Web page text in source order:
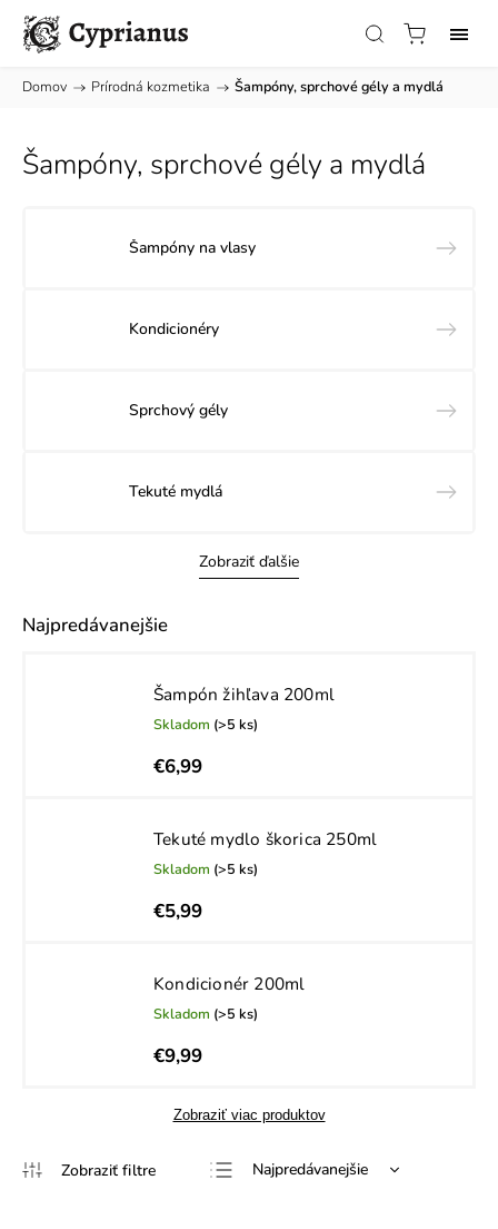
Domov / Prírodná kozmetika / Šampóny, sprchové gély a mydlá
Šampóny, sprchové gély a mydlá
Šampóny na vlasy
Kondicionéry
Sprchový gély
Tekuté mydlá
Zobraziť ďalšie
Najpredávanejšie
Šampón žihľava 200ml
Skladom (>5 ks)
€6,99
Tekuté mydlo škorica 250ml
Skladom (>5 ks)
€5,99
Kondicionér 200ml
Skladom (>5 ks)
€9,99
Zobraziť viac produktov
Najpredávanejšie